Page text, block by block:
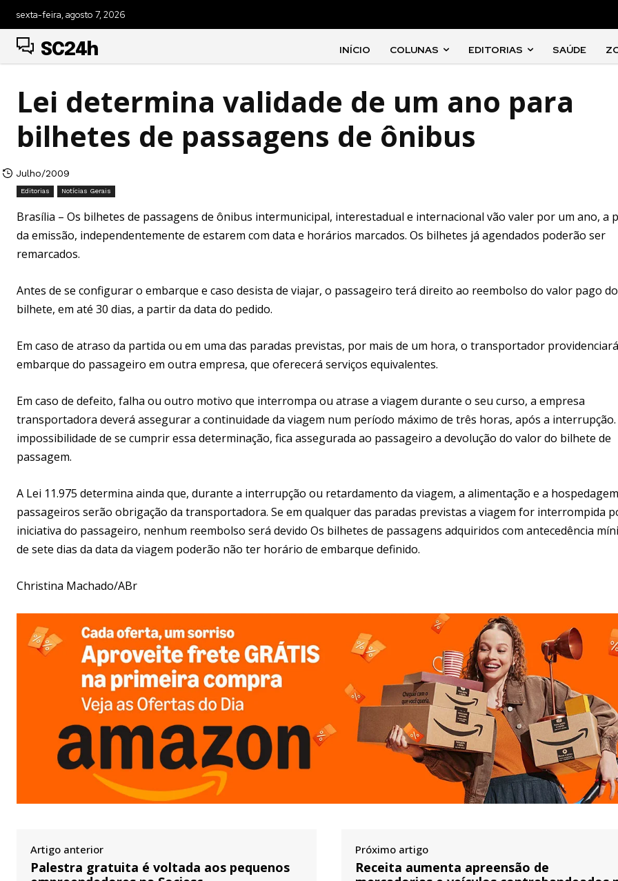
sexta-feira, agosto 7, 2026
SC24h INÍCIO COLUNAS EDITORIAS SAÚDE
Lei determina validade de um ano para
bilhetes de passagens de ônibus
Julho/2009
Editorias Notícias Gerais
Brasília – Os bilhetes de passagens de ônibus intermunicipal, interestadual e internacional vão valer por um ano, a
da emissão, independentemente de estarem com data e horários marcados. Os bilhetes já agendados poderão ser
remarcados.
Antes de se configurar o embarque e caso desista de viajar, o passageiro terá direito ao reembolso do valor pago do
bilhete, em até 30 dias, a partir da data do pedido.
Em caso de atraso da partida ou em uma das paradas previstas, por mais de um hora, o transportador
embarque do passageiro em outra empresa, que oferecerá serviços equivalentes.
Em caso de defeito, falha ou outro motivo que interrompa ou atrase a viagem durante o seu curso, a empresa
transportadora deverá assegurar a continuidade da viagem num período máximo de três horas, após a
impossibilidade de se cumprir essa determinação, fica assegurada ao passageiro a devolução do valor do bilhete de
passagem.
A Lei 11.975 determina ainda que, durante a interrupção ou retardamento da viagem, a alimentação e a
passageiros serão obrigação da transportadora. Se em qualquer das paradas previstas a viagem for interrompida
iniciativa do passageiro, nenhum reembolso será devido Os bilhetes de passagens adquiridos com antecedência
de sete dias da data da viagem poderão não ter horário de embarque definido.
Christina Machado/ABr
Artigo anterior
Palestra gratuita é voltada aos pequenos
Próximo artigo
Receita aumenta apreensão de